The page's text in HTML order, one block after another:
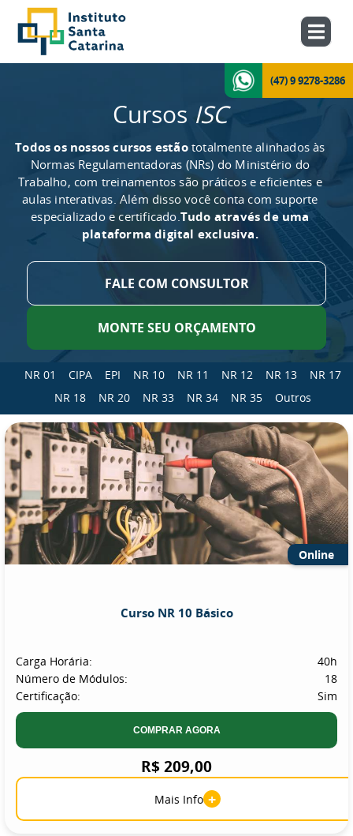
(47) 9 9278-3286
Cursos ISC
Todos os nossos cursos estãototalmente alinhados às
Normas Regulamentadoras (NRs) do Ministério do
Trabalho, com treinamentos são práticos e eficientes e
aulas interativas. Além disso você conta com suporte
especializado e certificado.Tudo através de uma
plataforma digital exclusiva.
FALE COM CONSULTOR
MONTE SEU ORÇAMENTO
NR 01 CIPA EPI NR 10 NR 11 NR 12 NR 13
NR 17
NR 18
NR 20 NR 33 NR 34 NR 35 Outros
Online
Curso NR 10 Básico
Carga Horária:
40h
Número de Módulos:
18
Certificação:
Sim
COMPRAR AGORA
R$ 209,00
Mais Info +